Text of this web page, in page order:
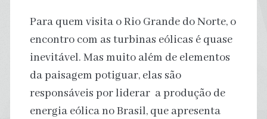
Para quem visita o Rio Grande do Norte, o
encontro com as turbinas eólicas é quase
inevitável. Mas muito além de elementos
da paisagem potiguar, elas são
responsáveis por liderar a produção de
energia eólica no Brasil, que apresenta